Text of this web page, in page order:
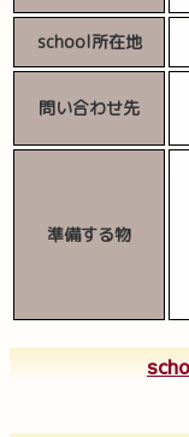
school所在地
問い合わせ先
準備する物